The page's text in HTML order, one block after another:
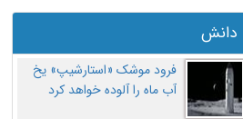
دانش
فرود موشک «استارشیپ» یخ
آب ماه را آلوده خواهد کرد